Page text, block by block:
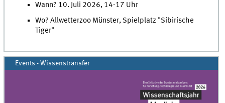
Wann? 10. Juli 2026, 14-17 Uhr
Wo? Allwetterzoo Münster, Spielplatz "Sibirische
Tiger"
Events - Wissenstransfer